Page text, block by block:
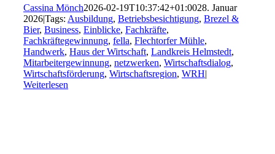
Cassina Mönch2026-02-19T10:37:42+01:0028. Januar
2026|Tags: Ausbildung, Betriebsbesichtigung, Brezel &
Bier, Business, Einblicke, Fachkräfte,
Fachkräftegewinnung, fella, Flechtorfer Mühle,
Handwerk, Haus der Wirtschaft, Landkreis Helmstedt,
Mitarbeitergewinnung, netzwerken, Wirtschaftsdialog,
Wirtschaftsförderung, Wirtschaftsregion, WRH|
Weiterlesen